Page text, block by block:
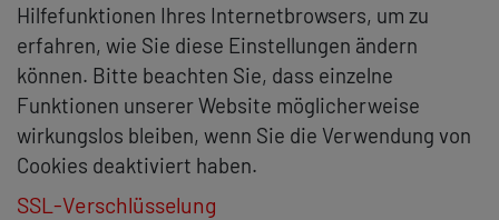
Hilfefunktionen Ihres Internetbrowsers, um zu
erfahren, wie Sie diese Einstellungen ändern
können. Bitte beachten Sie, dass einzelne
Funktionen unserer Website möglicherweise
wirkungslos bleiben, wenn Sie die Verwendung von
Cookies deaktiviert haben.
SSL-Verschlüsselung